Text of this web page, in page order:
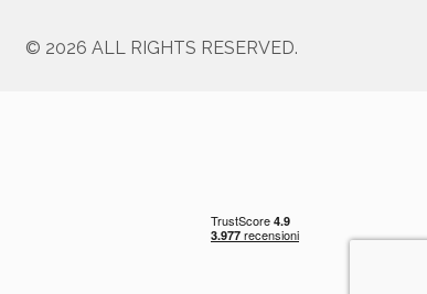
© 2026 ALL RIGHTS RESERVED.